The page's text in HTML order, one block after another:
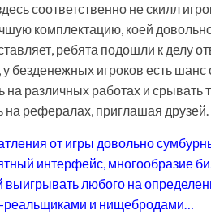
соответственно не скилл
комплектацию, коей
ребята подошли к делу
у безденежных игроков есть
на различных работах и
на рефералах, приглашая друзей.
от игры довольно
интерфейс, многообразие
любого на
реальщиками и нищебродами…